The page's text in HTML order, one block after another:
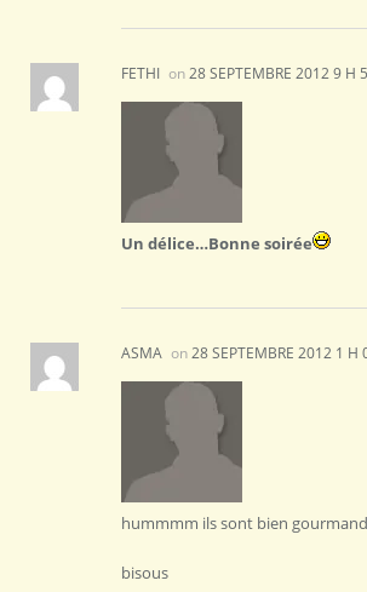
FETHI on28 SEPTEMBRE 2012 9 H
Un délice…Bonne soirée
ASMA on28 SEPTEMBRE 2012 1 H
hummmm ils sont bien
bisous